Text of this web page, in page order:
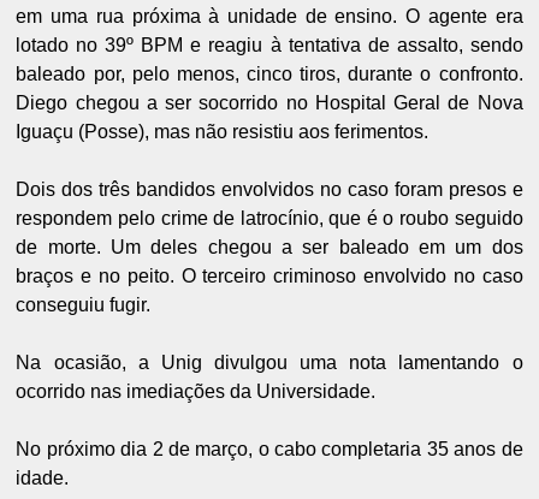
em uma rua próxima à unidade de ensino. O agente era
lotado no 39º BPM e reagiu à tentativa de assalto, sendo
baleado por, pelo menos, cinco tiros, durante o confronto.
Diego chegou a ser socorrido no Hospital Geral de Nova
Iguaçu (Posse), mas não resistiu aos ferimentos.
Dois dos três bandidos envolvidos no caso foram presos e
respondem pelo crime de latrocínio, que é o roubo seguido
de morte. Um deles chegou a ser baleado em um dos
braços e no peito. O terceiro criminoso envolvido no caso
conseguiu fugir.
Na ocasião, a Unig divulgou uma nota lamentando o
ocorrido nas imediações da Universidade.
No próximo dia 2 de março, o cabo completaria 35 anos de
idade.